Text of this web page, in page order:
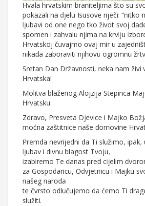
Hvala hrvatskim braniteljima što su
pokazali na djelu Isusove riječi: “nitko
ljubavi od one nego tko život svoj
spomen i zahvalu njima na krvlju
Hrvatskoj čuvajmo ovaj mir u
nikada zaboraviti njihovu ogromnu
Sretan Dan Državnosti, neka nam živi
Hrvatska!
Molitva blaženog Alojzija Stepinca
Hrvatsku:
Zdravo, Presveta Djevice i Majko
moćna zaštitnice naše domovine
Premda nevrijedni da Ti služimo, ipak,
ljubav i divnu blagost Tvoju,
izabiremo Te danas pred cijelim
za Gospodaricu, Odvjetnicu i Majku
našeg naroda
te čvrsto odlučujemo da ćemo Ti
služiti.